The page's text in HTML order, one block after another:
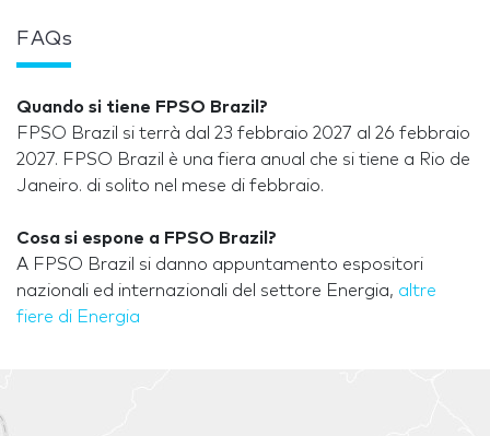
FAQs
Quando si tiene FPSO Brazil?
FPSO Brazil si terrà dal 23 febbraio 2027 al 26 febbraio
2027. FPSO Brazil è una fiera anual che si tiene a Rio de
Janeiro. di solito nel mese di febbraio.
Cosa si espone a FPSO Brazil?
A FPSO Brazil si danno appuntamento espositori
nazionali ed internazionali del settore Energia, altre
fiere di Energia